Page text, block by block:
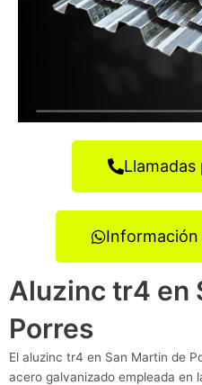
Aluzinc tr4 en
Porres
El aluzinc tr4 en San Martin de
acero galvanizado empleada en